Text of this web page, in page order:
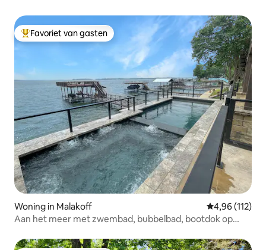
Topfavoriet van gasten
Favoriet van gasten
Woning in Malakoff Gemiddelde
4,96 (112)
Aan het meer met zwembad, bubbelbad, bootdok op